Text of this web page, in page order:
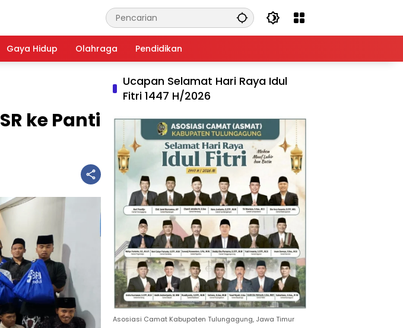
Gaya Hidup Olahraga Pendidikan
ke Panti
Ucapan Selamat Hari Raya Idul
Fitri 1447 H/2026
Asosiasi Camat Kabupaten Tulungagung, Jawa Timur